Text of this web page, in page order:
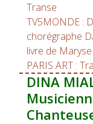
Transe
TV5MONDE :
chorégraphe
livre de
PARIS ART :
DINA